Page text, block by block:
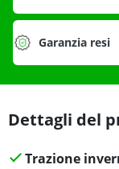
Garanzia resi
Dettagli del
Trazione